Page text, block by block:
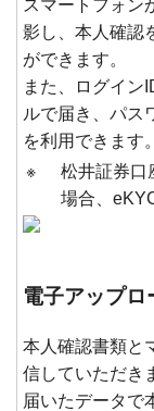
スマートフォン
影し、本人確認
ができます。
また、ログイン
ルで届き、パス
を利用できます。
※
松井証券口
場合、
電子アップロ
本人確認書類と
信していただき
届いたデータで